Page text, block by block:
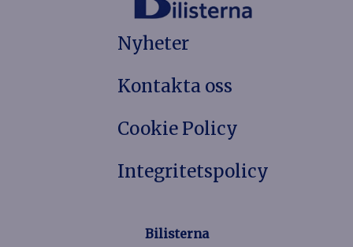
Nyheter
Kontakta oss
Cookie Policy
Integritetspolicy
Bilisterna